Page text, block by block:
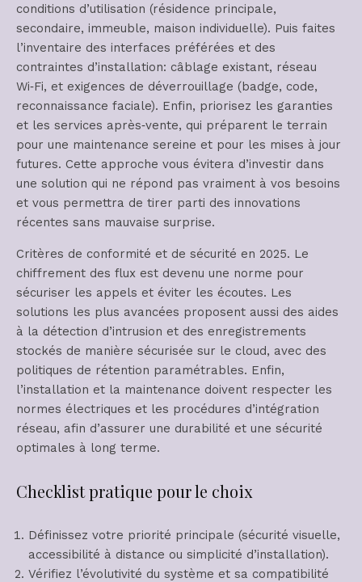
conditions d’utilisation (résidence principale,
secondaire, immeuble, maison individuelle). Puis faites
l’inventaire des interfaces préférées et des
contraintes d’installation: câblage existant, réseau
Wi‑Fi, et exigences de déverrouillage (badge, code,
reconnaissance faciale). Enfin, priorisez les garanties
et les services après‑vente, qui préparent le terrain
pour une maintenance sereine et pour les mises à jour
futures. Cette approche vous évitera d’investir dans
une solution qui ne répond pas vraiment à vos besoins
et vous permettra de tirer parti des innovations
récentes sans mauvaise surprise.
Critères de conformité et de sécurité en 2025. Le
chiffrement des flux est devenu une norme pour
sécuriser les appels et éviter les écoutes. Les
solutions les plus avancées proposent aussi des aides
à la détection d’intrusion et des enregistrements
stockés de manière sécurisée sur le cloud, avec des
politiques de rétention paramétrables. Enfin,
l’installation et la maintenance doivent respecter les
normes électriques et les procédures d’intégration
réseau, afin d’assurer une durabilité et une sécurité
optimales à long terme.
Checklist pratique pour le choix
Définissez votre priorité principale (sécurité visuelle,
accessibilité à distance ou simplicité d’installation).
Vérifiez l’évolutivité du système et sa compatibilité